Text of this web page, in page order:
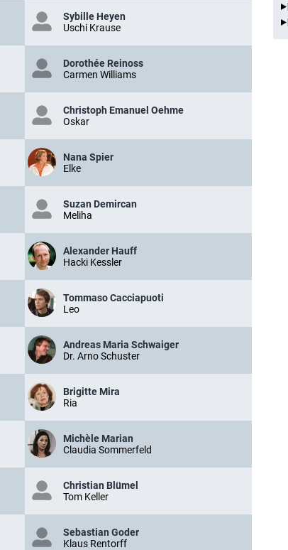
Sybille Heyen
Uschi Krause
Dorothée Reinoss
Carmen Williams
Christoph Emanuel Oehme
Oskar
Nana Spier
Elke
Suzan Demircan
Meliha
Alexander Hauff
Hacki Kessler
Tommaso Cacciapuoti
Leo
Andreas Maria Schwaiger
Dr. Arno Schuster
Brigitte Mira
Ria
Michèle Marian
Claudia Sommerfeld
Christian Blümel
Tom Keller
Sebastian Goder
Klaus Rentorff